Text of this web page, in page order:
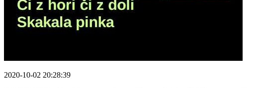
2020-10-02 20:28:39